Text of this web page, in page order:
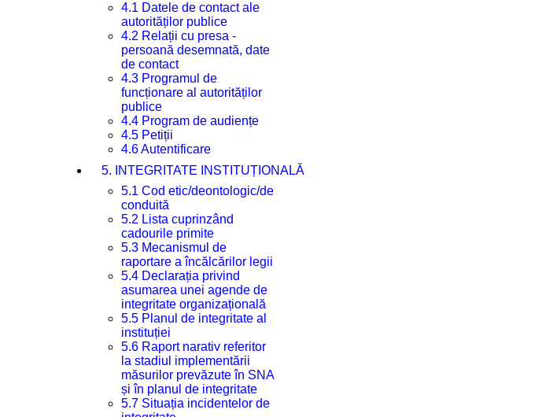
4.1 Datele de contact ale
autorităților publice
4.2 Relații cu presa -
persoană desemnată, date
de contact
4.3 Programul de
funcționare al autorităților
publice
4.4 Program de audiențe
4.5 Petiții
4.6 Autentificare
5. INTEGRITATE INSTITUȚIONALĂ
5.1 Cod etic/deontologic/de
conduită
5.2 Lista cuprinzând
cadourile primite
5.3 Mecanismul de
raportare a încălcărilor legii
5.4 Declarația privind
asumarea unei agende de
integritate organizațională
5.5 Planul de integritate al
instituției
5.6 Raport narativ referitor
la stadiul implementării
măsurilor prevăzute în SNA
și în planul de integritate
5.7 Situația incidentelor de